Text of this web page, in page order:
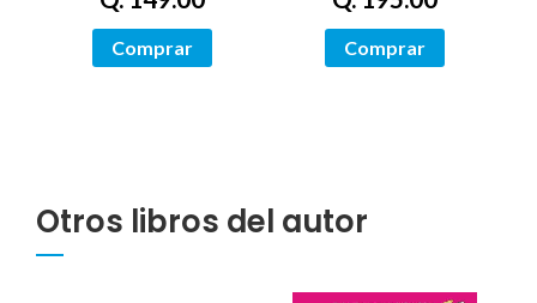
Comprar Comprar
Otros libros del autor